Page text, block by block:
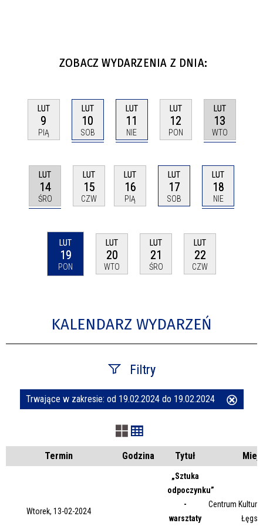
ZOBACZ WYDARZENIA Z DNIA:
LUT
9
PIĄ
LUT
10
SOB
LUT
11
NIE
LUT
12
PON
LUT
13
WTO
LUT
14
ŚRO
LUT
15
CZW
LUT
16
PIĄ
LUT
17
SOB
LUT
18
NIE
LUT
19
PON
LUT
20
WTO
LUT
21
ŚRO
LUT
22
CZW
KALENDARZ WYDARZEŃ
Filtry
Szukana fraza
Kategoria
Trwające w zakresie: od 19.02.2024 do 19.02.2024
Termin Godzina Tytuł
Wtorek, 13-02-2024
„Sztuka
odpoczynku”
-
warsztaty
Centrum Kultury